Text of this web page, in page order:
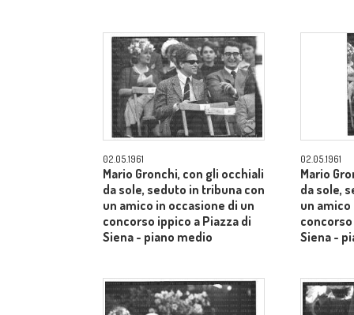
02.05.1961
Mario Gronchi, con gli occhiali
da sole, seduto in tribuna con
un amico in occasione di un
concorso ippico a Piazza di
Siena - piano medio
02.05.1961
Mario
da sole,
un
Siena -